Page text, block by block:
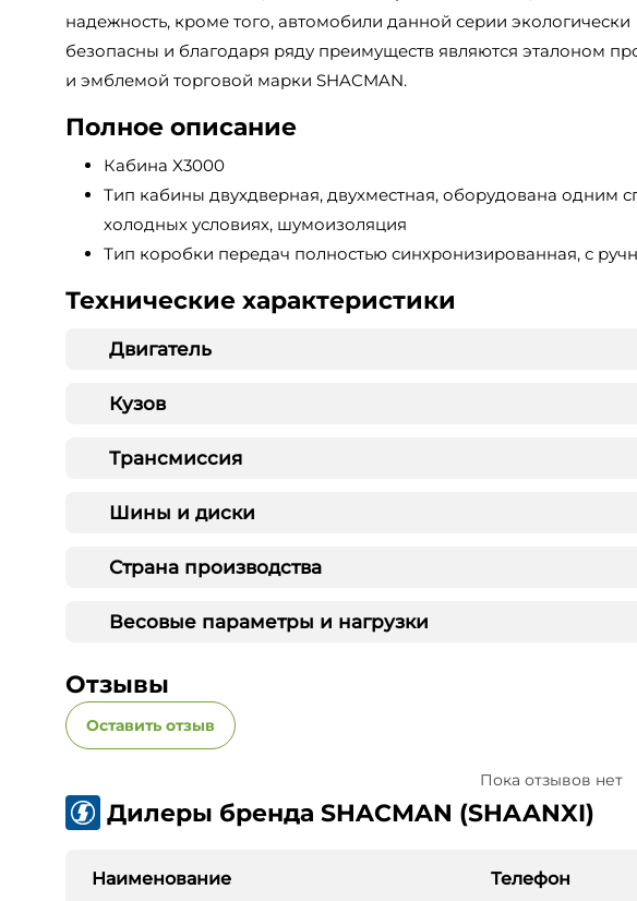
надежность, кроме того, автомобили данной серии экологически
безопасны и благодаря ряду преимуществ являются эталоном
и эмблемой торговой марки SHACMAN.
Полное описание
Кабина X3000
Тип кабины двухдверная, двухместная, оборудована одним
холодных условиях, шумоизоляция
Тип коробки передач полностью синхронизированная, с
Технические характеристики
Двигатель
Кузов
Трансмиссия
Шины и диски
Страна производства
Весовые параметры и нагрузки
Отзывы
Оставить отзыв
Пока отзывов нет
Дилеры бренда SHACMAN (SHAANXI)
Наименование Телефон